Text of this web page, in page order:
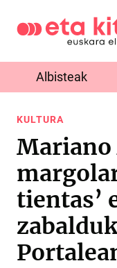
Albisteak
KULTURA
Mariano
tientas’